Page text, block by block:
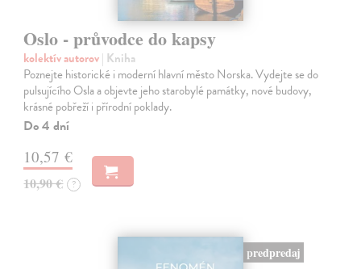
Oslo - průvodce do kapsy
kolektív autorov| Kniha
Poznejte historické i moderní hlavní město Norska. Vydejte se do
pulsujícího Osla a objevte jeho starobylé památky, nové budovy,
krásné pobřeží i přírodní poklady.
Do 4 dní
10,57 €
10,90 € ?
predpredaj